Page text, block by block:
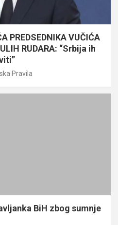
PREDSEDNIKA VUČIĆA
RUDARA: “Srbija ih
Pravila
BiH zbog sumnje